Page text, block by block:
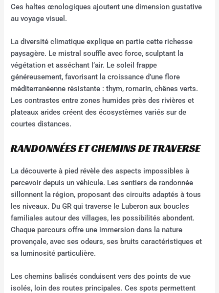
Ces haltes œnologiques ajoutent une dimension gustative
au voyage visuel.
La diversité climatique explique en partie cette richesse
paysagère. Le mistral souffle avec force, sculptant la
végétation et asséchant l’air. Le soleil frappe
généreusement, favorisant la croissance d’une flore
méditerranéenne résistante : thym, romarin, chênes verts.
Les contrastes entre zones humides près des rivières et
plateaux arides créent des écosystèmes variés sur de
courtes distances.
RANDONNÉES ET CHEMINS DE TRAVERSE
La découverte à pied révèle des aspects impossibles à
percevoir depuis un véhicule. Les sentiers de randonnée
sillonnent la région, proposant des circuits adaptés à tous
les niveaux. Du GR qui traverse le Luberon aux boucles
familiales autour des villages, les possibilités abondent.
Chaque parcours offre une immersion dans la nature
provençale, avec ses odeurs, ses bruits caractéristiques et
sa luminosité particulière.
Les chemins balisés conduisent vers des points de vue
isolés, loin des routes principales. Ces spots permettent